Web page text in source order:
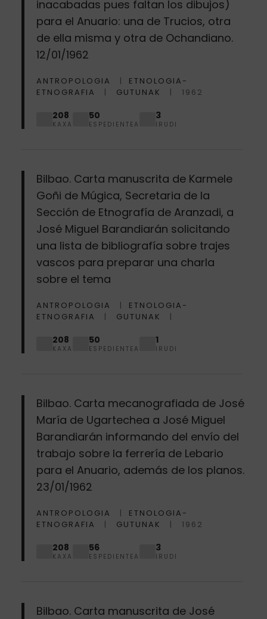
inacabadas pues faltan los dibujos)
para el Anuario: una de Trucios, otra
de ella misma y otra de Ochandiano.
12/01/1962
ANTROPOLOGIA
ETNOLOGIA-
ETNOGRAFIA
GUTUNAK 1962
208
KAXA
50
ESPEDIENTEA
3
IRUDI
Bilbao. Carta manuscrita de Karmele
Goñi de Múgica, Secretaria de la
Sección de Etnografía de Aranzadi, a
José Miguel Barandiarán solicitando
una lista de bibliografía sobre trajes
vascos para preparar una charla
sobre el tema
ANTROPOLOGIA
ETNOLOGIA-
ETNOGRAFIA
GUTUNAK
208
KAXA
50
ESPEDIENTEA
1
IRUDI
Bilbao. Carta mecanografiada de José
María de Ugartechea a José Miguel
Barandiarán informando del envío del
trabajo sobre la ferrería de Lebario
para el Anuario, además de los planos.
23/01/1962
ANTROPOLOGIA
ETNOLOGIA-
ETNOGRAFIA
GUTUNAK 1962
208
KAXA
56
ESPEDIENTEA
3
IRUDI
Bilbao. Carta manuscrita de José